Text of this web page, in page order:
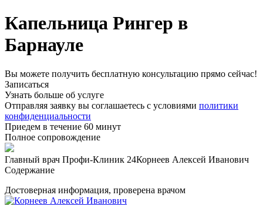
Капельница Рингер в
Барнауле
Вы можете получить бесплатную консультацию прямо сейчас!
Записаться
Узнать больше об услуге
Отправляя заявку вы соглашаетесь с условиями политики
конфиденциальности
Приедем в течение 60 минут
Полное сопровождение
Главный врач Профи-Клиник 24Корнеев Алексей Иванович
Содержание
Достоверная информация, проверена врачом